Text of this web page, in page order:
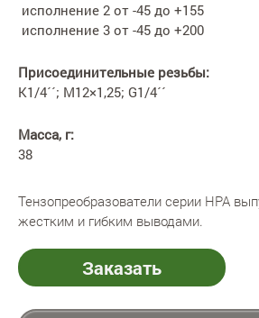
исполнение 2 от -45 до +155
исполнение 3 от -45 до +200
Присоединительные резьбы:
К1/4´´; М12×1,25; G1/4´´
Масса, г:
38
Тензопреобразователи серии НРА
жестким и гибким выводами.
Заказать